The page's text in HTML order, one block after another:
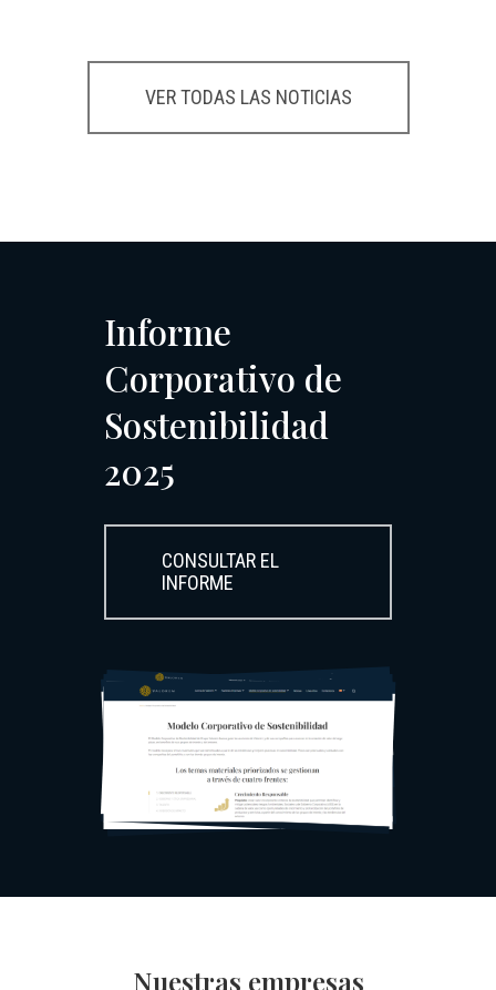
VER TODAS LAS NOTICIAS
Informe
Corporativo de
Sostenibilidad
2025
CONSULTAR EL
INFORME
Nuestras empresas